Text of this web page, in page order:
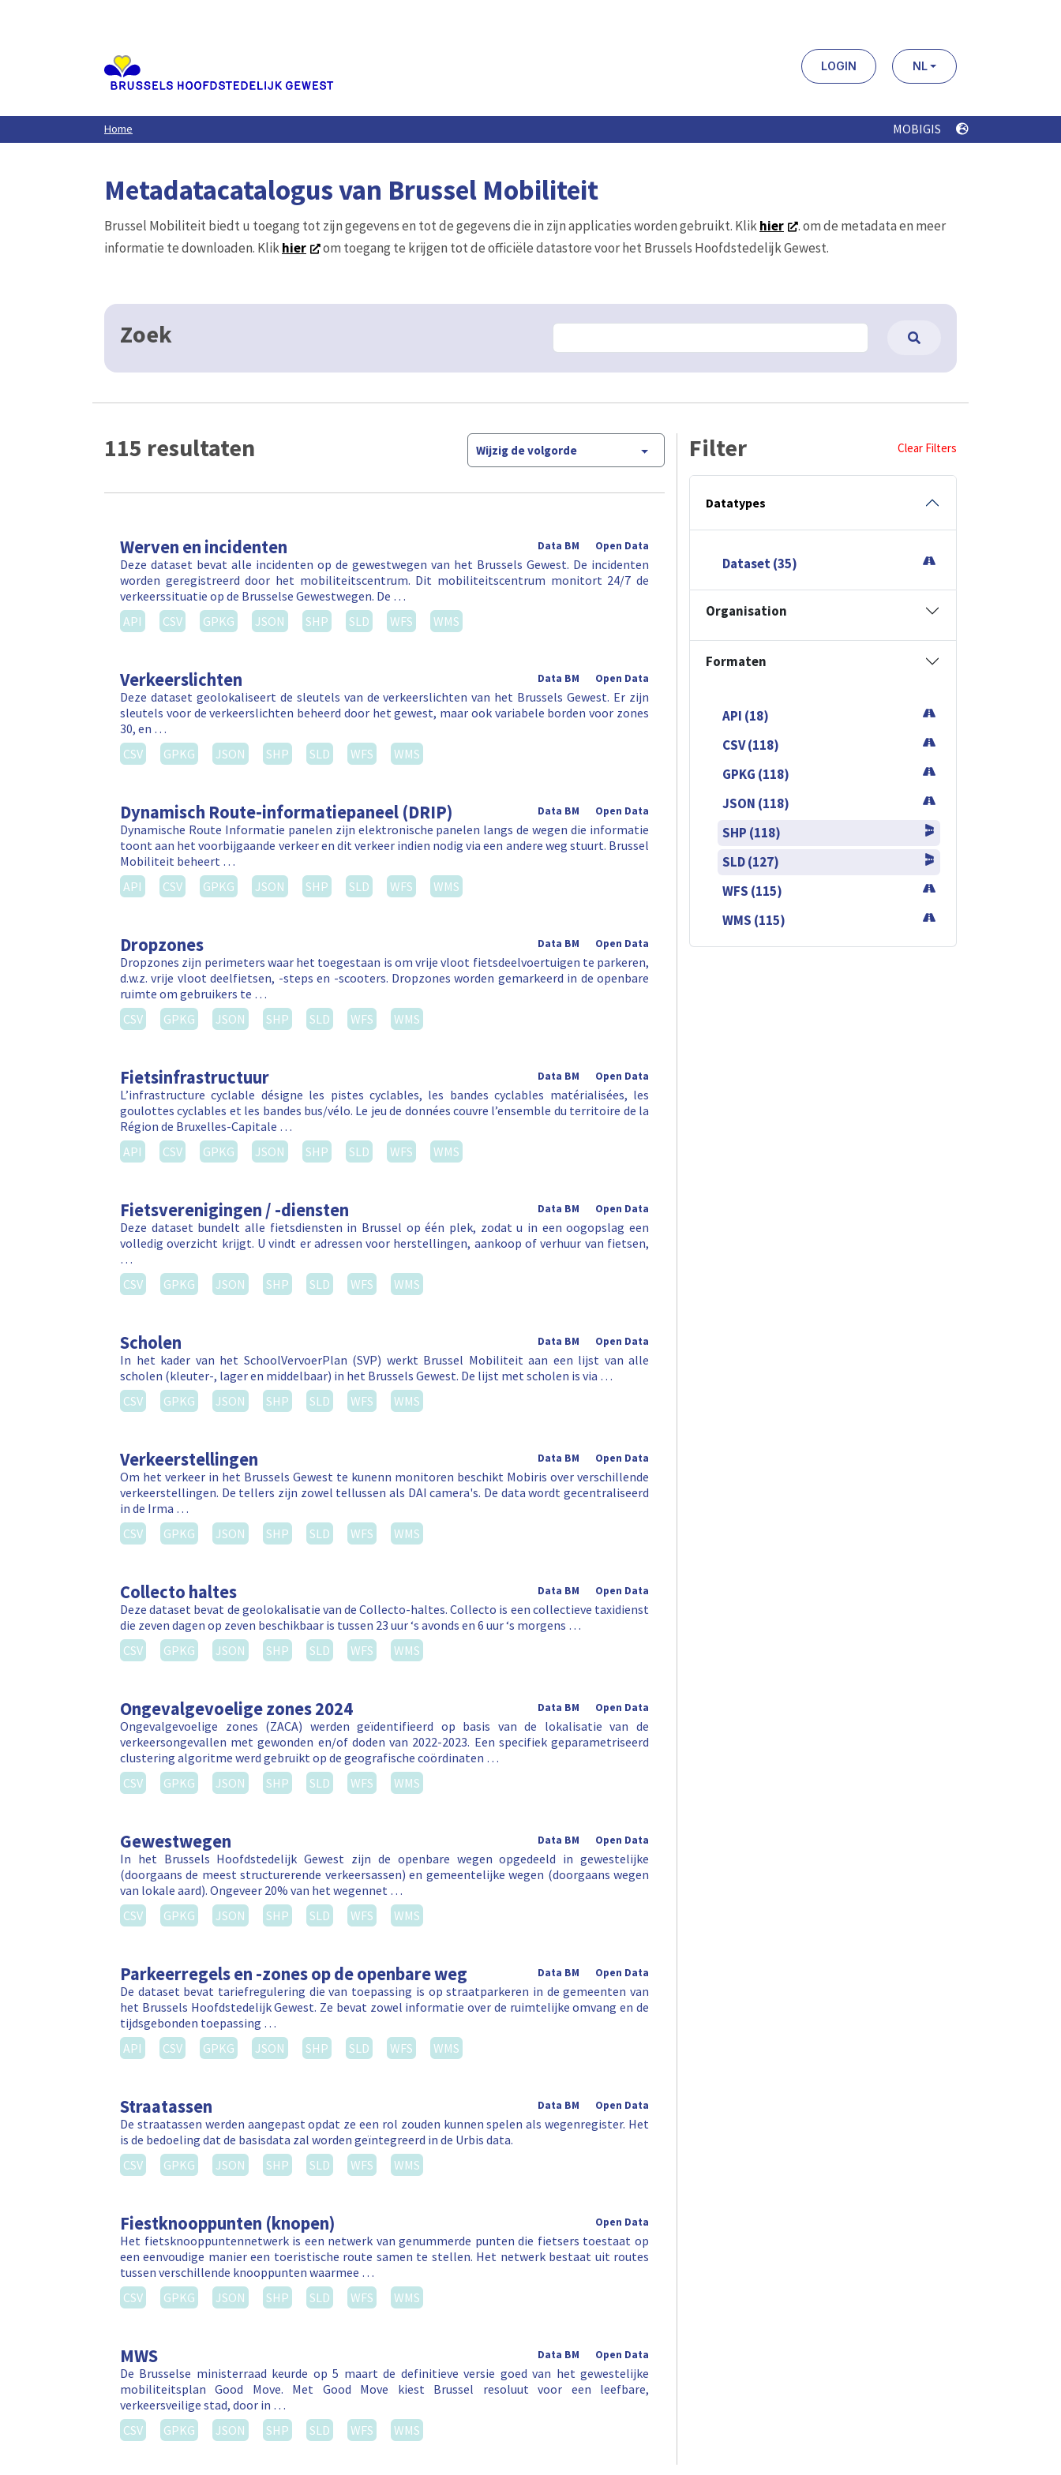
LOGIN NL
Home MOBIGIS
Metadatacatalogus van Brussel Mobiliteit
Brussel Mobiliteit biedt u toegang tot zijn gegevens en tot de gegevens die in zijn applicaties worden gebruikt. Klikhier
. om de metadata en meer
informatie te downloaden. Klikhier om toegang te krijgen tot de officiële datastore voor het Brussels Hoofdstedelijk Gewest.
Zoek
115 resultaten Wijzig de volgorde
Werven en incidenten Open Data
Data BM
Deze dataset bevat alle incidenten op de gewestwegen van het Brussels Gewest. De incidenten
worden geregistreerd door het mobiliteitscentrum. Dit mobiliteitscentrum monitort 24/7 de
verkeerssituatie op de Brusselse Gewestwegen. De …
API
CSV GPKG JSON SHP SLD WFS WMS
Verkeerslichten Open Data
Data BM
Deze dataset geolokaliseert de sleutels van de verkeerslichten van het Brussels Gewest. Er zijn
sleutels voor de verkeerslichten beheerd door het gewest, maar ook variabele borden voor zones
30, en …
CSV
GPKG JSON SHP SLD WFS WMS
Dynamisch Route-informatiepaneel (DRIP) Open Data
Data BM
Dynamische Route Informatie panelen zijn elektronische panelen langs de wegen die informatie
toont aan het voorbijgaande verkeer en dit verkeer indien nodig via een andere weg stuurt. Brussel
Mobiliteit beheert …
API
CSV GPKG JSON SHP SLD WFS WMS
Dropzones Open Data
Data BM
Dropzones zijn perimeters waar het toegestaan is om vrije vloot fietsdeelvoertuigen te parkeren,
d.w.z. vrije vloot deelfietsen, -steps en -scooters. Dropzones worden gemarkeerd in de openbare
ruimte om gebruikers te …
CSV
GPKG JSON SHP SLD WFS WMS
Fietsinfrastructuur Open Data
Data BM
L’infrastructure cyclable désigne les pistes cyclables, les bandes cyclables matérialisées, les
goulottes cyclables et les bandes bus/vélo. Le jeu de données couvre l’ensemble du territoire de la
Région de Bruxelles-Capitale …
API
CSV GPKG JSON SHP SLD WFS WMS
Fietsverenigingen / -diensten Open Data
Data BM
Deze dataset bundelt alle fietsdiensten in Brussel op één plek, zodat u in een oogopslag een
volledig overzicht krijgt. U vindt er adressen voor herstellingen, aankoop of verhuur van fietsen,
…
CSV
GPKG JSON SHP SLD WFS WMS
Scholen Open Data
Data BM
In het kader van het SchoolVervoerPlan (SVP) werkt Brussel Mobiliteit aan een lijst van alle
scholen (kleuter-, lager en middelbaar) in het Brussels Gewest. De lijst met scholen is via …
CSV
GPKG JSON SHP SLD WFS WMS
Verkeerstellingen Open Data
Data BM
Om het verkeer in het Brussels Gewest te kunenn monitoren beschikt Mobiris over verschillende
verkeerstellingen. De tellers zijn zowel tellussen als DAI camera's. De data wordt gecentraliseerd
in de Irma …
CSV
GPKG JSON SHP SLD WFS WMS
Collecto haltes Open Data
Data BM
Deze dataset bevat de geolokalisatie van de Collecto-haltes. Collecto is een collectieve taxidienst
die zeven dagen op zeven beschikbaar is tussen 23 uur ‘s avonds en 6 uur ‘s morgens …
CSV
GPKG JSON SHP SLD WFS WMS
Ongevalgevoelige zones 2024 Open Data
Data BM
Ongevalgevoelige zones (ZACA) werden geïdentifieerd op basis van de lokalisatie van de
verkeersongevallen met gewonden en/of doden van 2022-2023. Een specifiek geparametriseerd
clustering algoritme werd gebruikt op de geografische coördinaten …
CSV
GPKG JSON SHP SLD WFS WMS
Gewestwegen Open Data
Data BM
In het Brussels Hoofdstedelijk Gewest zijn de openbare wegen opgedeeld in gewestelijke
(doorgaans de meest structurerende verkeersassen) en gemeentelijke wegen (doorgaans wegen
van lokale aard). Ongeveer 20% van het wegennet …
CSV
GPKG JSON SHP SLD WFS WMS
Parkeerregels en -zones op de openbare weg Open Data
Data BM
De dataset bevat tariefregulering die van toepassing is op straatparkeren in de gemeenten van
het Brussels Hoofdstedelijk Gewest. Ze bevat zowel informatie over de ruimtelijke omvang en de
tijdsgebonden toepassing …
API
CSV GPKG JSON SHP SLD WFS WMS
Straatassen Open Data
Data BM
De straatassen werden aangepast opdat ze een rol zouden kunnen spelen als wegenregister. Het
is de bedoeling dat de basisdata zal worden geïntegreerd in de Urbis data.
CSV
GPKG JSON SHP SLD WFS WMS
Fiestknooppunten (knopen) Open Data
Het fietsknooppuntennetwerk is een netwerk van genummerde punten die fietsers toestaat op
een eenvoudige manier een toeristische route samen te stellen. Het netwerk bestaat uit routes
tussen verschillende knooppunten waarmee …
CSV
GPKG JSON SHP SLD WFS WMS
MWS Open Data
Data BM
De Brusselse ministerraad keurde op 5 maart de definitieve versie goed van het gewestelijke
mobiliteitsplan Good Move. Met Good Move kiest Brussel resoluut voor een leefbare,
verkeersveilige stad, door in …
CSV
GPKG JSON SHP SLD WFS WMS
Filter Clear Filters
Datatypes
Dataset (35)
Organisation
Formaten
API (18)
CSV (118)
GPKG (118)
JSON (118)
SHP (118)
SLD (127)
WFS (115)
WMS (115)